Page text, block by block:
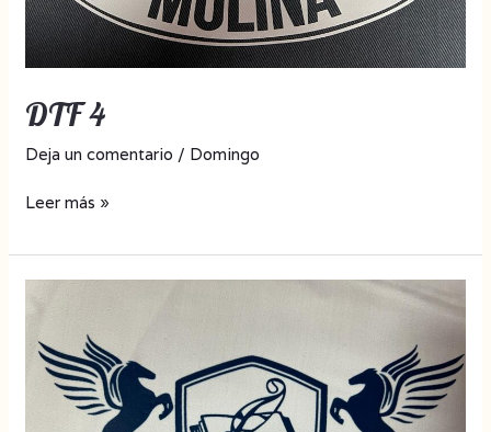
DTF 4
Deja un comentario / Domingo
Leer más »